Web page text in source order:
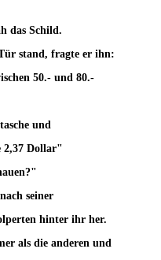
das Schild.
stand, fragte er ihn:
50.- und 80.-
und
2,37 Dollar"
seiner
hinter ihr her.
als die anderen und